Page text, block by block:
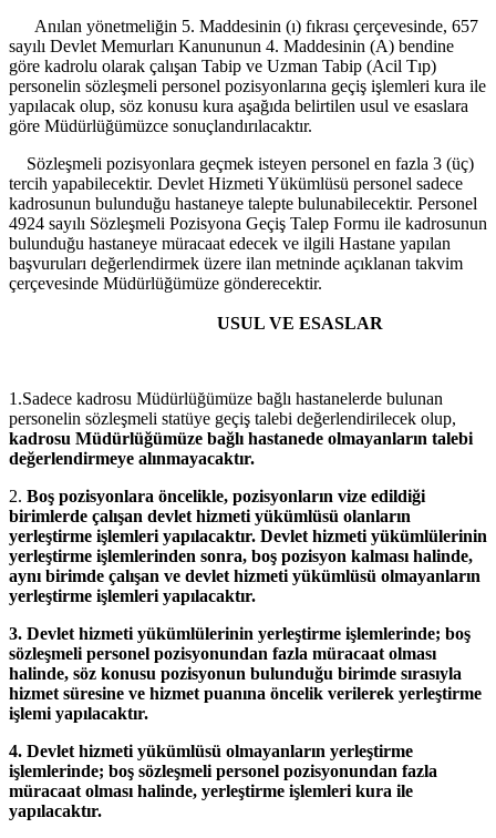
Anılan yönetmeliğin 5. Maddesinin (ı) fıkrası çerçevesinde, 657
sayılı Devlet Memurları Kanununun 4. Maddesinin (A) bendine
göre kadrolu olarak çalışan Tabip ve Uzman Tabip (Acil Tıp)
personelin sözleşmeli personel pozisyonlarına geçiş işlemleri kura ile
yapılacak olup, söz konusu kura aşağıda belirtilen usul ve esaslara
göre Müdürlüğümüzce sonuçlandırılacaktır.
Sözleşmeli pozisyonlara geçmek isteyen personel en fazla 3 (üç)
tercih yapabilecektir. Devlet Hizmeti Yükümlüsü personel sadece
kadrosunun bulunduğu hastaneye talepte bulunabilecektir. Personel
4924 sayılı Sözleşmeli Pozisyona Geçiş Talep Formu ile kadrosunun
bulunduğu hastaneye müracaat edecek ve ilgili Hastane yapılan
başvuruları değerlendirmek üzere ilan metninde açıklanan takvim
çerçevesinde Müdürlüğümüze gönderecektir.
USUL VE ESASLAR
1.Sadece kadrosu Müdürlüğümüze bağlı hastanelerde bulunan
personelin sözleşmeli statüye geçiş talebi değerlendirilecek olup,
kadrosu Müdürlüğümüze bağlı hastanede olmayanların talebi
değerlendirmeye alınmayacaktır.
2. Boş pozisyonlara öncelikle, pozisyonların vize edildiği
birimlerde çalışan devlet hizmeti yükümlüsü olanların
yerleştirme işlemleri yapılacaktır. Devlet hizmeti yükümlülerinin
yerleştirme işlemlerinden sonra, boş pozisyon kalması halinde,
aynı birimde çalışan ve devlet hizmeti yükümlüsü olmayanların
yerleştirme işlemleri yapılacaktır.
3. Devlet hizmeti yükümlülerinin yerleştirme işlemlerinde; boş
sözleşmeli personel pozisyonundan fazla müracaat olması
halinde, söz konusu pozisyonun bulunduğu birimde sırasıyla
hizmet süresine ve hizmet puanına öncelik verilerek yerleştirme
işlemi yapılacaktır.
4. Devlet hizmeti yükümlüsü olmayanların yerleştirme
işlemlerinde; boş sözleşmeli personel pozisyonundan fazla
müracaat olması halinde, yerleştirme işlemleri kura ile
yapılacaktır.